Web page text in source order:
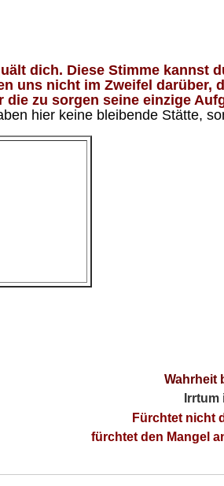
dich. Diese Stimme kannst
uns nicht im Zweifel
zu sorgen seine einzige
hier keine bleibende Stätte,
Wahrheit
Fürchtet nicht
fürchtet den Mangel